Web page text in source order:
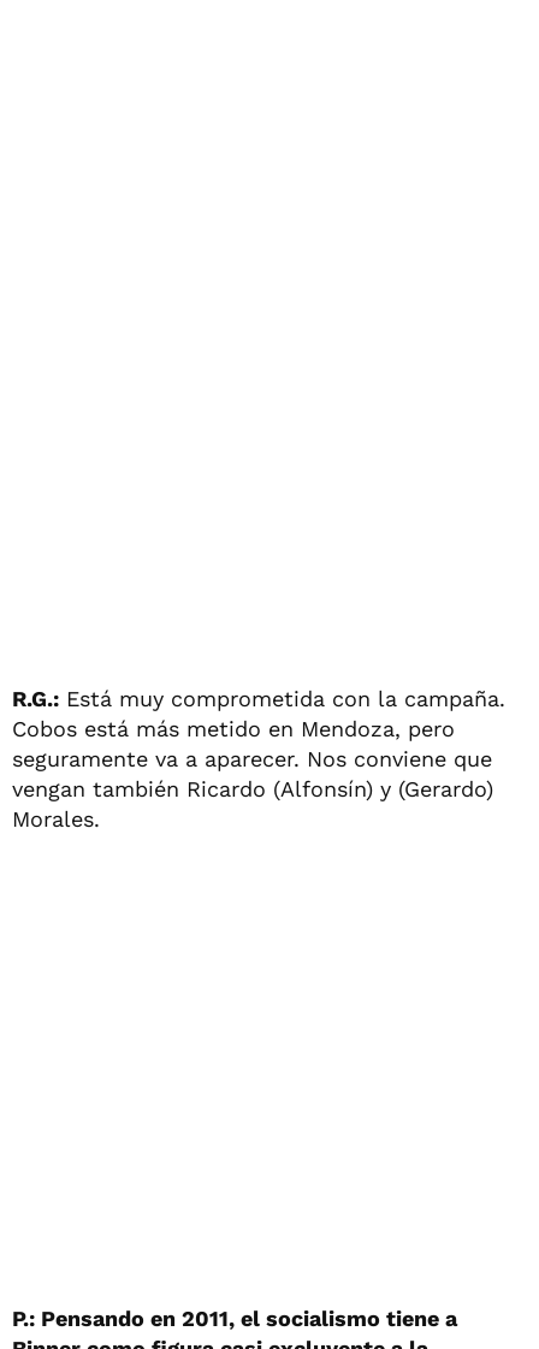
R.G.: Está muy comprometida con la campaña.
Cobos está más metido en Mendoza, pero
seguramente va a aparecer. Nos conviene que
vengan también Ricardo (Alfonsín) y (Gerardo)
Morales.
P.: Pensando en 2011, el socialismo tiene a